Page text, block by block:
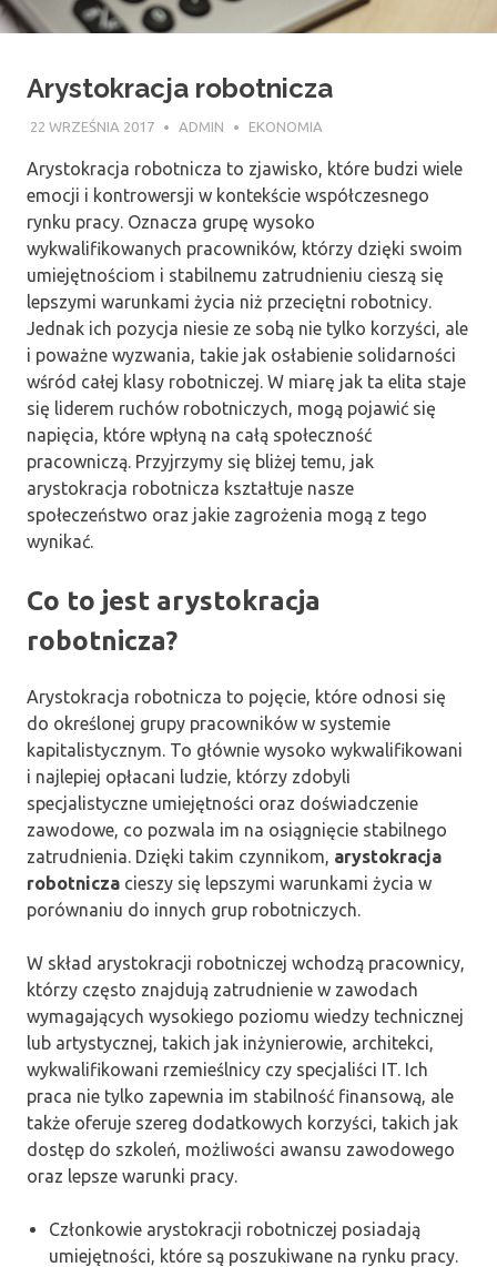
Arystokracja robotnicza
22 WRZEŚNIA 2017 ADMIN EKONOMIA
Arystokracja robotnicza to zjawisko, które budzi wiele
emocji i kontrowersji w kontekście współczesnego
rynku pracy. Oznacza grupę wysoko
wykwalifikowanych pracowników, którzy dzięki swoim
umiejętnościom i stabilnemu zatrudnieniu cieszą się
lepszymi warunkami życia niż przeciętni robotnicy.
Jednak ich pozycja niesie ze sobą nie tylko korzyści, ale
i poważne wyzwania, takie jak osłabienie solidarności
wśród całej klasy robotniczej. W miarę jak ta elita staje
się liderem ruchów robotniczych, mogą pojawić się
napięcia, które wpłyną na całą społeczność
pracowniczą. Przyjrzymy się bliżej temu, jak
arystokracja robotnicza kształtuje nasze
społeczeństwo oraz jakie zagrożenia mogą z tego
wynikać.
Co to jest arystokracja
robotnicza?
Arystokracja robotnicza to pojęcie, które odnosi się
do określonej grupy pracowników w systemie
kapitalistycznym. To głównie wysoko wykwalifikowani
i najlepiej opłacani ludzie, którzy zdobyli
specjalistyczne umiejętności oraz doświadczenie
zawodowe, co pozwala im na osiągnięcie stabilnego
zatrudnienia. Dzięki takim czynnikom, arystokracja
robotnicza cieszy się lepszymi warunkami życia w
porównaniu do innych grup robotniczych.
W skład arystokracji robotniczej wchodzą pracownicy,
którzy często znajdują zatrudnienie w zawodach
wymagających wysokiego poziomu wiedzy technicznej
lub artystycznej, takich jak inżynierowie, architekci,
wykwalifikowani rzemieślnicy czy specjaliści IT. Ich
praca nie tylko zapewnia im stabilność finansową, ale
także oferuje szereg dodatkowych korzyści, takich jak
dostęp do szkoleń, możliwości awansu zawodowego
oraz lepsze warunki pracy.
Członkowie arystokracji robotniczej posiadają
umiejętności, które są poszukiwane na rynku pracy.